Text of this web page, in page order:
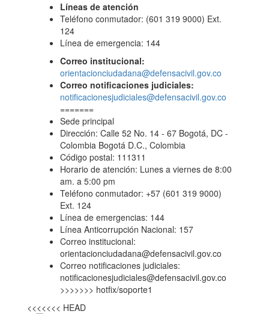
Líneas de atención
Teléfono conmutador: (601 319 9000) Ext.
124
Línea de emergencia: 144
Correo institucional:
orientacionciudadana@defensacivil.gov.co
Correo notificaciones judiciales:
notificacionesjudiciales@defensacivil.gov.co
=======
Sede principal
Dirección: Calle 52 No. 14 - 67 Bogotá, DC -
Colombia Bogotá D.C., Colombia
Código postal: 111311
Horario de atención: Lunes a viernes de 8:00
am. a 5:00 pm
Teléfono conmutador: +57 (601 319 9000)
Ext. 124
Línea de emergencias: 144
Línea Anticorrupción Nacional: 157
Correo institucional:
orientacionciudadana@defensacivil.gov.co
Correo notificaciones judiciales:
notificacionesjudiciales@defensacivil.gov.co
>>>>>>> hotfix/soporte1
<<<<<<< HEAD